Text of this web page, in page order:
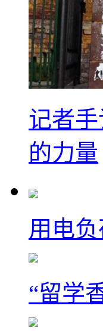
记者
的力量
用电
“留学